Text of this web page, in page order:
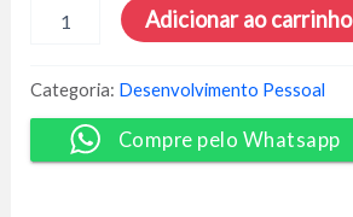
-
Clube
da
Adicionar ao carrinho
Categoria: Desenvolvimento Pessoal
Compre pelo Whatsapp